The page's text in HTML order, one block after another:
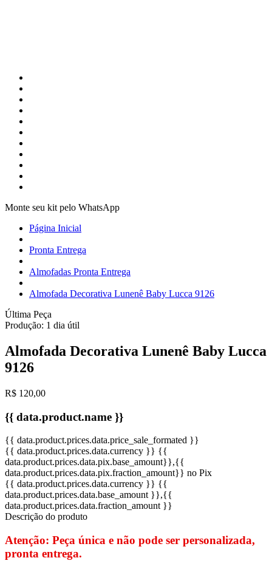
Monte seu kit pelo WhatsApp
Página Inicial
Pronta Entrega
Almofadas Pronta Entrega
Almofada Decorativa Lunenê Baby Lucca 9126
Última Peça
Produção: 1 dia útil
Almofada Decorativa Lunenê Baby Lucca
9126
R$ 120,00
{{ data.product.name }}
{{ data.product.prices.data.price_sale_formated }}
{{ data.product.prices.data.currency }} {{
data.product.prices.data.pix.base_amount}},{{
data.product.prices.data.pix.fraction_amount}} no Pix
{{ data.product.prices.data.currency }} {{
data.product.prices.data.base_amount }},{{
data.product.prices.data.fraction_amount }}
Descrição do produto
Atenção: Peça única e não pode ser personalizada,
pronta entrega.